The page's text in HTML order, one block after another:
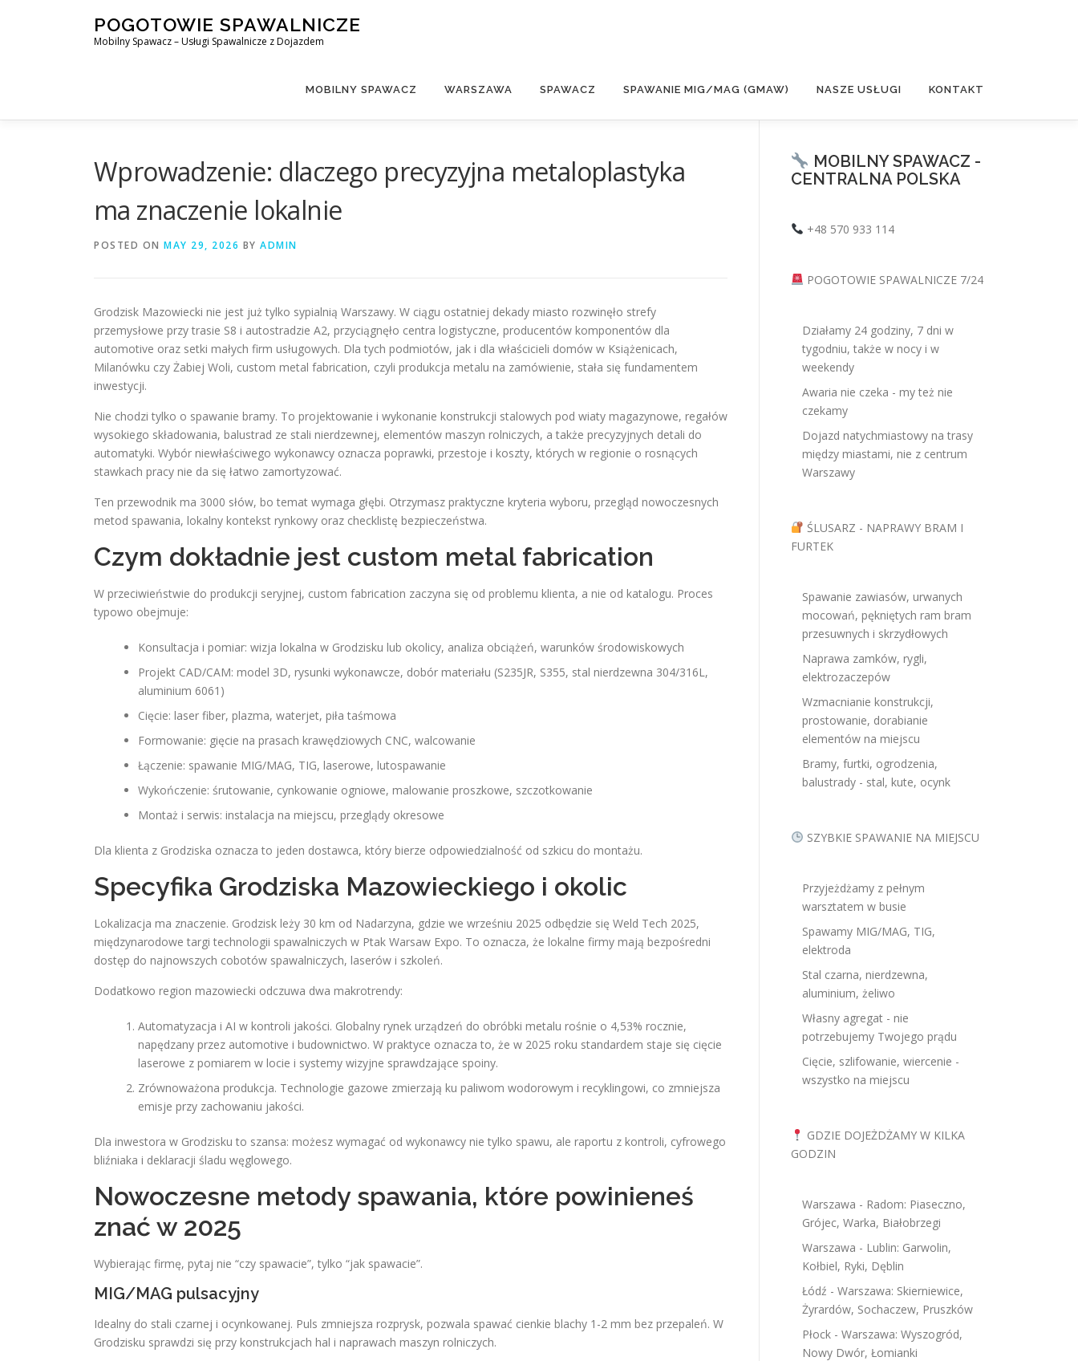
POGOTOWIE SPAWALNICZE
Mobilny Spawacz – Usługi Spawalnicze z Dojazdem
MOBILNY SPAWACZ WARSZAWA SPAWACZ SPAWANIE MIG/MAG (GMAW) NASZE USŁUGI KONTAKT
Wprowadzenie: dlaczego precyzyjna metaloplastyka
ma znaczenie lokalnie
POSTED ON MAY 29, 2026 BY ADMIN
Grodzisk Mazowiecki nie jest już tylko sypialnią Warszawy. W ciągu ostatniej dekady miasto rozwinęło strefy
przemysłowe przy trasie S8 i autostradzie A2, przyciągnęło centra logistyczne, producentów komponentów dla
automotive oraz setki małych firm usługowych. Dla tych podmiotów, jak i dla właścicieli domów w Książenicach,
Milanówku czy Żabiej Woli, custom metal fabrication, czyli produkcja metalu na zamówienie, stała się fundamentem
inwestycji.
Nie chodzi tylko o spawanie bramy. To projektowanie i wykonanie konstrukcji stalowych pod wiaty magazynowe, regałów
wysokiego składowania, balustrad ze stali nierdzewnej, elementów maszyn rolniczych, a także precyzyjnych detali do
automatyki. Wybór niewłaściwego wykonawcy oznacza poprawki, przestoje i koszty, których w regionie o rosnących
stawkach pracy nie da się łatwo zamortyzować.
Ten przewodnik ma 3000 słów, bo temat wymaga głębi. Otrzymasz praktyczne kryteria wyboru, przegląd nowoczesnych
metod spawania, lokalny kontekst rynkowy oraz checklistę bezpieczeństwa.
Czym dokładnie jest custom metal fabrication
W przeciwieństwie do produkcji seryjnej, custom fabrication zaczyna się od problemu klienta, a nie od katalogu. Proces
typowo obejmuje:
Konsultacja i pomiar: wizja lokalna w Grodzisku lub okolicy, analiza obciążeń, warunków środowiskowych
Projekt CAD/CAM: model 3D, rysunki wykonawcze, dobór materiału (S235JR, S355, stal nierdzewna 304/316L,
aluminium 6061)
Cięcie: laser fiber, plazma, waterjet, piła taśmowa
Formowanie: gięcie na prasach krawędziowych CNC, walcowanie
Łączenie: spawanie MIG/MAG, TIG, laserowe, lutospawanie
Wykończenie: śrutowanie, cynkowanie ogniowe, malowanie proszkowe, szczotkowanie
Montaż i serwis: instalacja na miejscu, przeglądy okresowe
Dla klienta z Grodziska oznacza to jeden dostawca, który bierze odpowiedzialność od szkicu do montażu.
Specyfika Grodziska Mazowieckiego i okolic
Lokalizacja ma znaczenie. Grodzisk leży 30 km od Nadarzyna, gdzie we wrześniu 2025 odbędzie się Weld Tech 2025,
międzynarodowe targi technologii spawalniczych w Ptak Warsaw Expo. To oznacza, że lokalne firmy mają bezpośredni
dostęp do najnowszych cobotów spawalniczych, laserów i szkoleń.
Dodatkowo region mazowiecki odczuwa dwa makrotrendy:
Automatyzacja i AI w kontroli jakości. Globalny rynek urządzeń do obróbki metalu rośnie o 4,53% rocznie,
napędzany przez automotive i budownictwo. W praktyce oznacza to, że w 2025 roku standardem staje się cięcie
laserowe z pomiarem w locie i systemy wizyjne sprawdzające spoiny.
Zrównoważona produkcja. Technologie gazowe zmierzają ku paliwom wodorowym i recyklingowi, co zmniejsza
emisje przy zachowaniu jakości.
Dla inwestora w Grodzisku to szansa: możesz wymagać od wykonawcy nie tylko spawu, ale raportu z kontroli, cyfrowego
bliźniaka i deklaracji śladu węglowego.
Nowoczesne metody spawania, które powinieneś
znać w 2025
Wybierając firmę, pytaj nie “czy spawacie”, tylko “jak spawacie”.
MIG/MAG pulsacyjny
Idealny do stali czarnej i ocynkowanej. Puls zmniejsza rozprysk, pozwala spawać cienkie blachy 1-2 mm bez przepaleń. W
Grodzisku sprawdzi się przy konstrukcjach hal i naprawach maszyn rolniczych.
MOBILNY SPAWACZ -
CENTRALNA POLSKA
+48 570 933 114
POGOTOWIE SPAWALNICZE 7/24
Działamy 24 godziny, 7 dni w
tygodniu, także w nocy i w
weekendy
Awaria nie czeka - my też nie
czekamy
Dojazd natychmiastowy na trasy
między miastami, nie z centrum
Warszawy
ŚLUSARZ - NAPRAWY BRAM I
FURTEK
Spawanie zawiasów, urwanych
mocowań, pękniętych ram bram
przesuwnych i skrzydłowych
Naprawa zamków, rygli,
elektrozaczepów
Wzmacnianie konstrukcji,
prostowanie, dorabianie
elementów na miejscu
Bramy, furtki, ogrodzenia,
balustrady - stal, kute, ocynk
SZYBKIE SPAWANIE NA MIEJSCU
Przyjeżdżamy z pełnym
warsztatem w busie
Spawamy MIG/MAG, TIG,
elektroda
Stal czarna, nierdzewna,
aluminium, żeliwo
Własny agregat - nie
potrzebujemy Twojego prądu
Cięcie, szlifowanie, wiercenie -
wszystko na miejscu
GDZIE DOJEŻDŻAMY W KILKA
GODZIN
Warszawa - Radom: Piaseczno,
Grójec, Warka, Białobrzegi
Warszawa - Lublin: Garwolin,
Kołbiel, Ryki, Dęblin
Łódź - Warszawa: Skierniewice,
Żyrardów, Sochaczew, Pruszków
Płock - Warszawa: Wyszogród,
Nowy Dwór, Łomianki